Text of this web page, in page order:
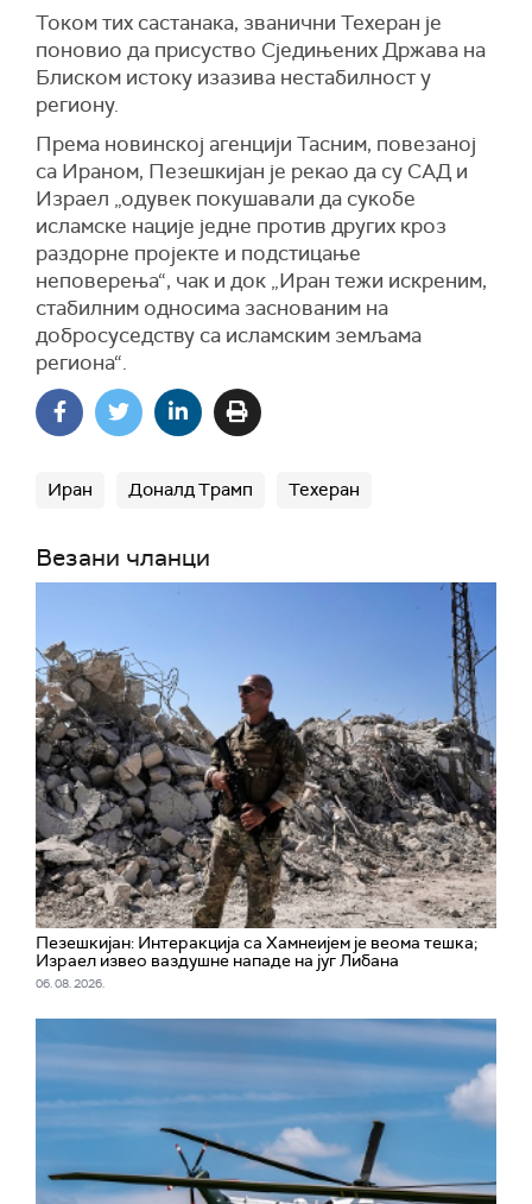
Током тих састанака, званични Техеран је
поновио да присуство Сједињених Држава на
Блиском истоку изазива нестабилност у
региону.
Према новинској агенцији Тасним, повезаној
са Ираном, Пезешкијан је рекао да су САД и
Израел „одувек покушавали да сукобе
исламске нације једне против других кроз
раздорне пројекте и подстицање
неповерења“, чак и док „Иран тежи искреним,
стабилним односима заснованим на
добросуседству са исламским земљама
региона“.
Иран Доналд Трамп Техеран
Везани чланци
Пезешкијан: Интеракција са Хамнеијем је веома тешка;
Израел извео ваздушне нападе на југ Либана
06. 08. 2026.